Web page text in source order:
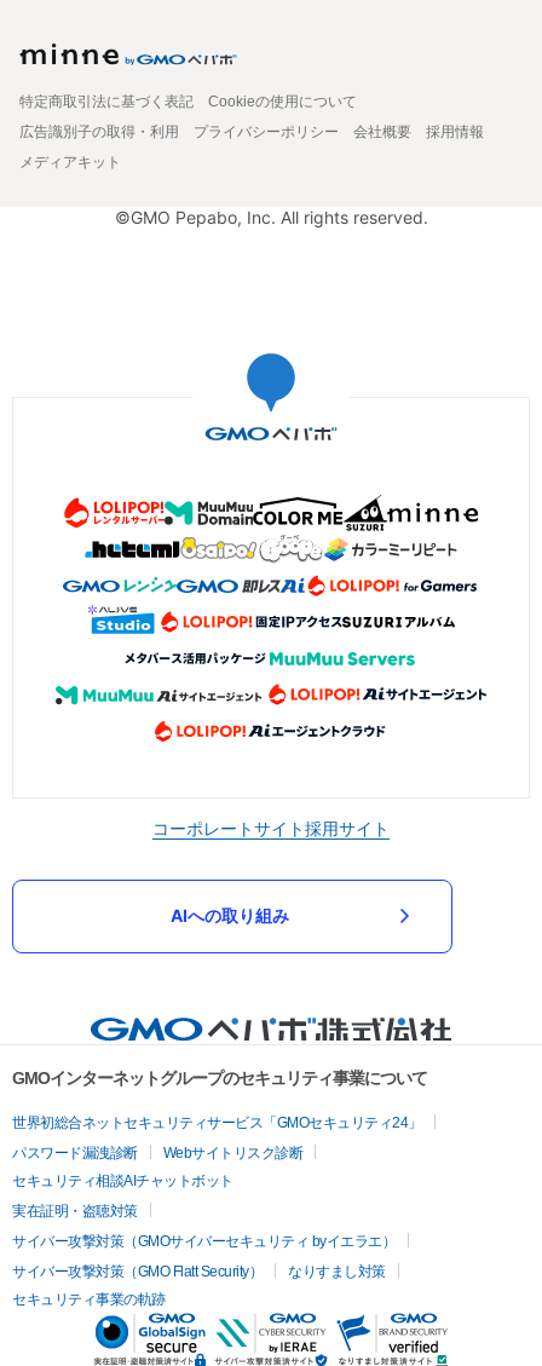
特定商取引法に基づく表記
Cookieの使用について
広告識別子の取得・利用
プライバシーポリシー 会社概要
採用情報
メディアキット
©GMO Pepabo, Inc. All rights reserved.
コーポレートサイト採用サイト
AIへの取り組み
GMOインターネットグループのセキュリティ事業について
世界初総合ネットセキュリティサービス「GMOセキュリティ24」
パスワード漏洩診断
Webサイトリスク診断
セキュリティ相談AIチャットボット
実在証明・盗聴対策
サイバー攻撃対策（GMOサイバーセキュリティ byイエラエ）
サイバー攻撃対策（GMO Flatt Security）
なりすまし対策
セキュリティ事業の軌跡